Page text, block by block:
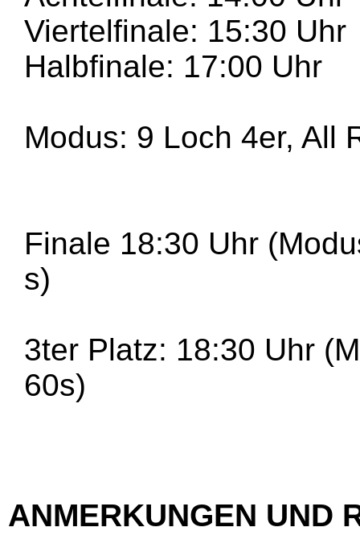
Viertelfinale: 15:30 Uhr
Halbfinale: 17:00 Uhr
Modus: 9 Loch 4er, All
Finale 18:30 Uhr
s)
3ter Platz: 18:30 Uhr
60s)
ANMERKUNGEN UND